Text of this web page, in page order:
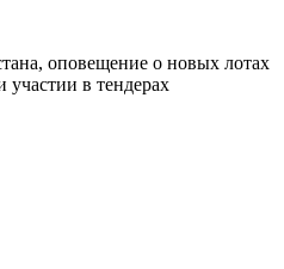
оповещение о новых лотах
в тендерах